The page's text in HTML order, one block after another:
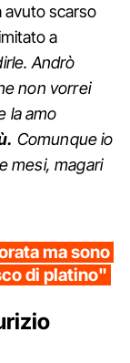
avuto scarso
a
Andrò
non vorrei
la amo
Comunque io
mesi, magari
ma sono
di platino"